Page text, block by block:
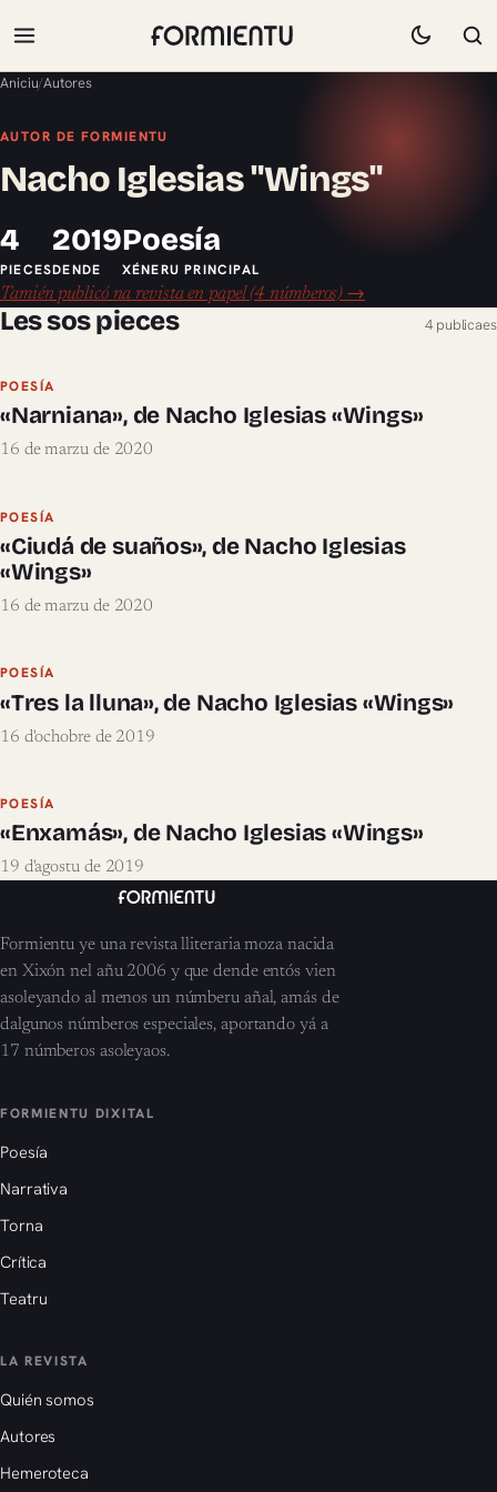
Aniciu/Autores
AUTOR DE FORMIENTU
Nacho Iglesias "Wings"
4
PIECES
2019
DENDE
Poesía
XÉNERU PRINCIPAL
Tamién publicó na revista en papel (4 númberos) →
Les sos pieces 4 publicaes
POESÍA
«Narniana», de Nacho Iglesias «Wings»
16 de marzu de 2020
POESÍA
«Ciudá de suaños», de Nacho Iglesias
«Wings»
16 de marzu de 2020
POESÍA
«Tres la lluna», de Nacho Iglesias «Wings»
16 d'ochobre de 2019
POESÍA
«Enxamás», de Nacho Iglesias «Wings»
19 d'agostu de 2019
Formientu ye una revista lliteraria moza nacida
en Xixón nel añu 2006 y que dende entós vien
asoleyando al menos un númberu añal, amás de
dalgunos númberos especiales, aportando yá a
17 númberos asoleyaos.
FORMIENTU DIXITAL
Poesía
Narrativa
Torna
Crítica
Teatru
LA REVISTA
Quién somos
Autores
Hemeroteca